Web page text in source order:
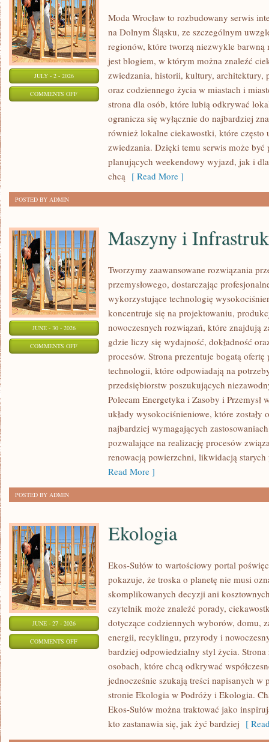
JULY - 2 - 2026
COMMENTS OFFON
Moda Wrocław to rozbudowany serwis
na Dolnym Śląsku, ze szczególnym
regionów, które tworzą niezwykle barwną
jest blogiem, w którym można znaleźć
zwiedzania, historii, kultury, architektury,
oraz codziennego życia w miastach i
strona dla osób, które lubią odkrywać
ogranicza się wyłącznie do najbardziej
również lokalne ciekawostki, które często
zwiedzania. Dzięki temu serwis może
planujących weekendowy wyjazd, jak i
chcą [ Read More ]
POSTED BY ADMIN
JUNE - 30 - 2026
COMMENTS OFFON
INFRASTRUKTURA
Maszyny i
Tworzymy zaawansowane rozwiązania
przemysłowego, dostarczając
wykorzystujące technologię
koncentruje się na projektowaniu,
nowoczesnych rozwiązań, które znajdują
gdzie liczy się wydajność, dokładność
procesów. Strona prezentuje bogatą ofertę
technologii, które odpowiadają na
przedsiębiorstw poszukujących
Polecam Energetyka i Zasoby i Przemysł
układy wysokociśnieniowe, które zostały
najbardziej wymagających
pozwalające na realizację procesów
renowacją powierzchni, likwidacją
Read More ]
POSTED BY ADMIN
JUNE - 27 - 2026
COMMENTS OFFON
Ekologia
Ekos-Sułów to wartościowy portal
pokazuje, że troska o planetę nie musi
skomplikowanych decyzji ani
czytelnik może znaleźć porady,
dotyczące codziennych wyborów, domu,
energii, recyklingu, przyrody i
bardziej odpowiedzialny styl życia. Strona
osobach, które chcą odkrywać
jednocześnie szukają treści napisanych w
stronie Ekologia w Podróży i Ekologia.
Ekos-Sułów można traktować jako
kto zastanawia się, jak żyć bardziej [